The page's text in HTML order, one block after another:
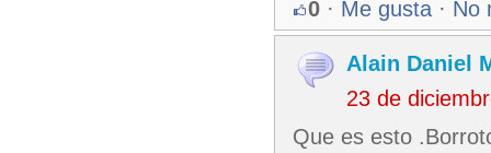
0 · Me gusta · No
Alain Daniel
23 de
Que es esto